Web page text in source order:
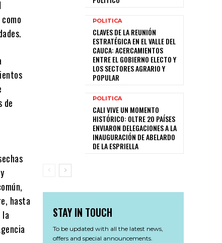
de
hasta
POLITICA
CLAVES DE LA REUNIÓN
ESTRATÉGICA EN EL VALLE DEL
CAUCA: ACERCAMIENTOS
ENTRE EL GOBIERNO ELECTO Y
LOS SECTORES AGRARIO Y
POPULAR
POLITICA
CALI VIVE UN MOMENTO
HISTÓRICO: OLTRE 20 PAÍSES
ENVIARON DELEGACIONES A LA
INAUGURACIÓN DE ABELARDO
DE LA ESPRIELLA
STAY IN TOUCH
To be updated with all the latest news,
offers and special announcements.